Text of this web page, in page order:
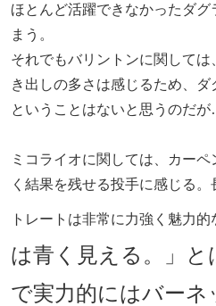
ほとんど活躍できなかったダ
まう。
それでもバリントンに関しては
き出しの多さは感じるため、
ということはないと思うのだ
ミコライオに関しては、カー
く結果を残せる投手に感じる
トレートは非常に力強く魅力
は青く見える。」
で実力的にはバー